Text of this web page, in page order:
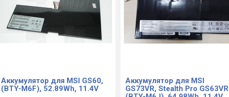
Аккумулятор для MSI GS60,
(BTY-M6F), 52.89Wh, 11.4V
Аккумулятор для MSI
GS73VR, Stealth Pro GS63VR